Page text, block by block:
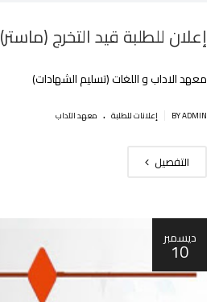
إعلان للطلبة قيد التخرج (ماستر)
معهد الاداب و اللغات (تسليم الشهادات)
BY ADMIN إعلانات للطلبة . معهد الآداب
التفصيل
ديسمبر
10